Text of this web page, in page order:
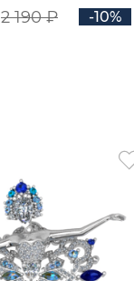
2 190 ₽ -10%